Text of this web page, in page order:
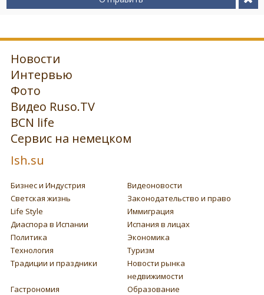
Новости
Интервью
Фото
Видео Ruso.TV
BCN life
Сервис на немецком
Ish.su
Бизнес и Индустрия
Видеоновости
Светская жизнь
Законодательство и право
Life Style
Иммиграция
Диаспора в Испании
Испания в лицах
Политика
Экономика
Технология
Туризм
Традиции и праздники
Новости рынка
недвижимости
Гастрономия
Образование